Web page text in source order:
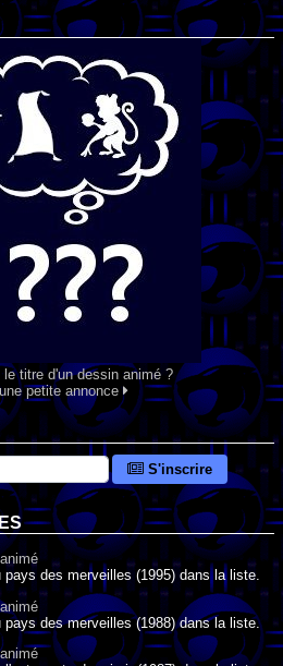
titre d'un dessin animé ?
petite annonce
S'inscrire
des merveilles (1995) dans la liste.
des merveilles (1988) dans la liste.